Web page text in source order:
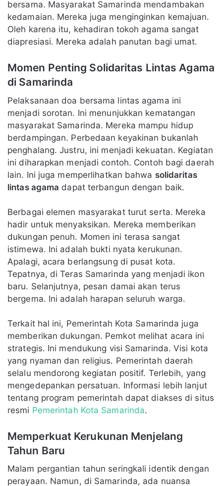
bersama. Masyarakat Samarinda mendambakan
kedamaian. Mereka juga menginginkan kemajuan.
Oleh karena itu, kehadiran tokoh agama sangat
diapresiasi. Mereka adalah panutan bagi umat.
Momen Penting Solidaritas Lintas Agama
di Samarinda
Pelaksanaan doa bersama lintas agama ini
menjadi sorotan. Ini menunjukkan kematangan
masyarakat Samarinda. Mereka mampu hidup
berdampingan. Perbedaan keyakinan bukanlah
penghalang. Justru, ini menjadi kekuatan. Kegiatan
ini diharapkan menjadi contoh. Contoh bagi daerah
lain. Ini juga memperlihatkan bahwa solidaritas
lintas agama dapat terbangun dengan baik.
Berbagai elemen masyarakat turut serta. Mereka
hadir untuk menyaksikan. Mereka memberikan
dukungan penuh. Momen ini terasa sangat
istimewa. Ini adalah bukti nyata kerukunan.
Apalagi, acara berlangsung di pusat kota.
Tepatnya, di Teras Samarinda yang menjadi ikon
baru. Selanjutnya, pesan damai akan terus
bergema. Ini adalah harapan seluruh warga.
Terkait hal ini, Pemerintah Kota Samarinda juga
memberikan dukungan. Pemkot melihat acara ini
strategis. Ini mendukung visi Samarinda. Visi kota
yang nyaman dan religius. Pemerintah daerah
selalu mendorong kegiatan positif. Terlebih, yang
mengedepankan persatuan. Informasi lebih lanjut
tentang program pemerintah dapat diakses di situs
resmi Pemerintah Kota Samarinda.
Memperkuat Kerukunan Menjelang
Tahun Baru
Malam pergantian tahun seringkali identik dengan
perayaan. Namun, di Samarinda, ada nuansa